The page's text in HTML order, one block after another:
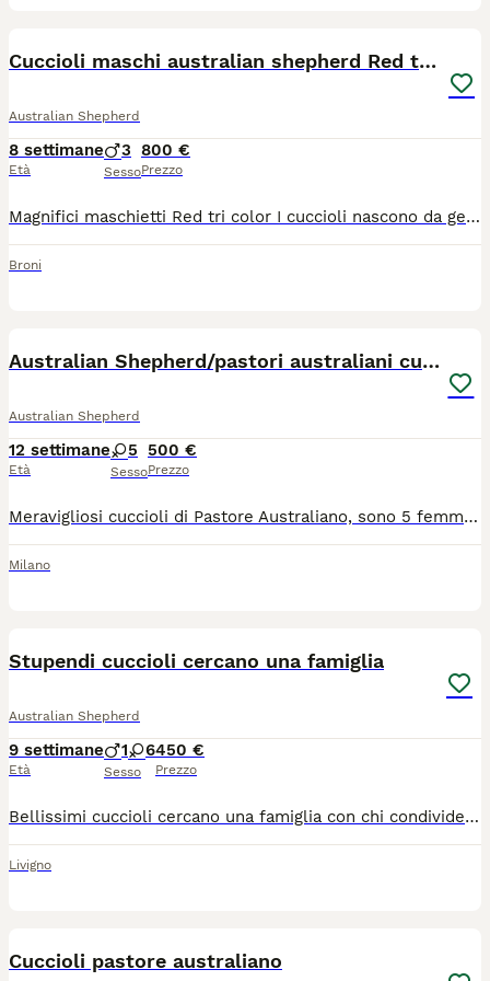
Cuccioli maschi australian shepherd Red tri color
Australian Shepherd
8 settimane
Età
3
Sesso
800 €
Prezzo
Magnifici maschietti Red tri color I cuccioli nascono da genitori super equilibrati entrambi con pedigree lastre ufficiali Enci e test genetici I cuccioli saranno ceduti dopo 60 gg con: Microchip I vaccino Visita veterinaria SVERMINAZIONE completa
Broni
Australian Shepherd/pastori australiani cuccioli
Australian Shepherd
12 settimane
Età
5
Sesso
500 €
Prezzo
Meravigliosi cuccioli di Pastore Australiano, sono 5 femminucce nate il 14 maggio. Hanno un carattere molto dolce e affettuoso, sono socievoli e giocherellone, già pronte per una nuova famiglia. Vengono cedute con libretto sanitario, primo vaccino, microchip, ciclo completo di sverminazioni e si può avere anche il pedigree. I genitori sono testati per displasia anche e gomiti con risultati visibili sui pedigrèe. La richiesta è E. 500 per le cucciole black tricolor e 800 per la cucciola blue merle. Potete contattarmi su whatsapp o chiamata al 3519139277 per maggiori informazioni
Milano
Stupendi cuccioli cercano una famiglia
Australian Shepherd
9 settimane
Età
1 6
Sesso
450 €
Prezzo
Bellissimi cuccioli cercano una famiglia con chi condividere il loro affetto, simpatia , allegria ...La razza Pastore Australiano e strepitosa, e il amico piu dolce, inteligente , obediente, amico di tutti .Vi aspetto!@!🥰
Livigno
Cuccioli pastore australiano